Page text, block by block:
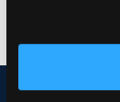
IMPRESSUM